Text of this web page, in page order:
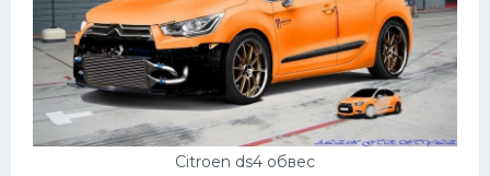
Citroen ds4 обвес